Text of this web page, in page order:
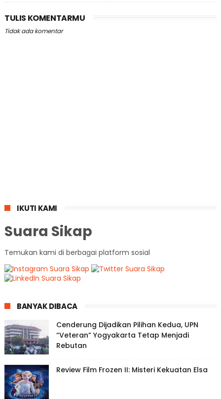
TULIS KOMENTARMU
Tidak ada komentar
IKUTI KAMI
Suara Sikap
Temukan kami di berbagai platform sosial
BANYAK DIBACA
Cenderung Dijadikan Pilihan Kedua, UPN
“Veteran” Yogyakarta Tetap Menjadi
Rebutan
Review Film Frozen II: Misteri Kekuatan Elsa